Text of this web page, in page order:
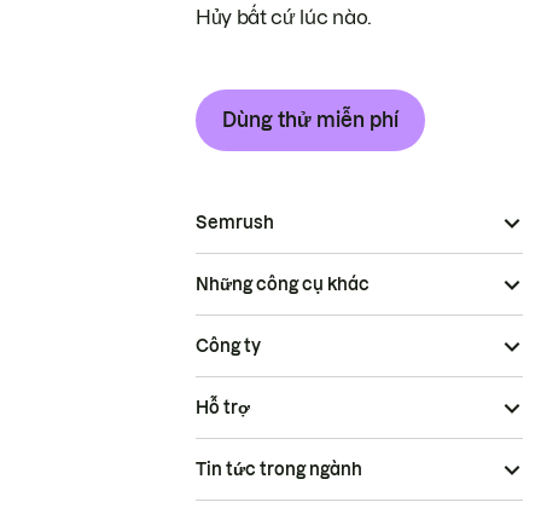
Hủy bất cứ lúc nào.
Dùng thử miễn phí
Semrush
Những công cụ khác
Công ty
Hỗ trợ
Tin tức trong ngành